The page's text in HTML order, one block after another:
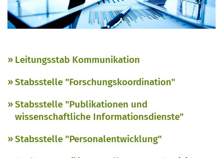
Leitungsstab Kommunikation
Stabsstelle "Forschungskoordination"
Stabsstelle "Publikationen und
wissenschaftliche Informationsdienste"
Stabsstelle "Personalentwicklung"